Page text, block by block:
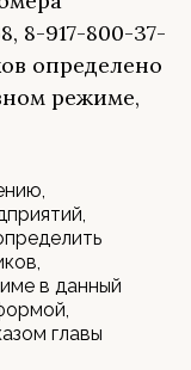
8-917-800-37-
определено
режиме,
в данный
главы